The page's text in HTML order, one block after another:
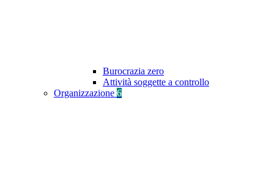
Burocrazia zero
Attività soggette a controllo
Organizzazione 6